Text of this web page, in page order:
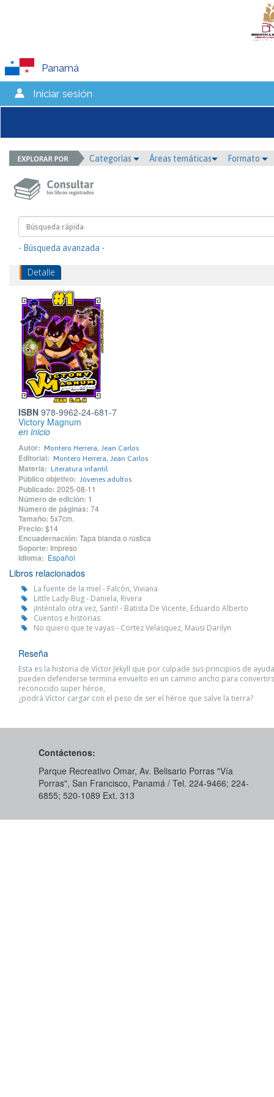
Panamá
Iniciar sesión
Categorías Áreas temáticas Formato
- Búsqueda avanzada -
Detalle
ISBN 978-9962-24-681-7
Victory Magnum
en inicio
Autor: Montero Herrera, Jean Carlos
Editorial: Montero Herrera, Jean Carlos
Materia: Literatura infantil
Público objetivo: Jóvenes adultos
Publicado: 2025-08-11
Número de edición: 1
Número de páginas: 74
Tamaño: 5x7cm.
Precio: $14
Encuadernación: Tapa blanda o rústica
Soporte: Impreso
Idioma: Español
Libros relacionados
La fuente de la miel - Falcón, Viviana
Little Lady-Bug - Daniela, Rivera
¡Inténtalo otra vez, Santi! - Batista De Vicente, Eduardo Alberto
Cuentos e historias
No quiero que te vayas - Cortez Velasquez, Mausi Darilyn
Reseña
Esta es la historia de Víctor Jekyll que por culpade sus principios de
pueden defenderse termina envuelto en un camino ancho para
reconocido super héroe,
¿podrá Víctor cargar con el peso de ser el héroe que salve la tierra?
Contáctenos:
Parque Recreativo Omar, Av. Belisario Porras "Vía
Porras", San Francisco, Panamá / Tel. 224-9466; 224-
6855; 520-1089​ Ext. 313